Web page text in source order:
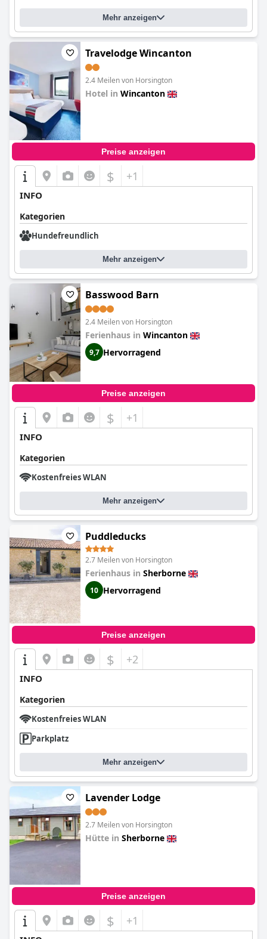
Mehr anzeigen
Travelodge Wincanton
2.4 Meilen von Horsington
Hotel in Wincanton
Preise anzeigen
$ +1
INFO
Kategorien
Hundefreundlich
Mehr anzeigen
Basswood Barn
2.4 Meilen von Horsington
Ferienhaus in Wincanton
9,7 Hervorragend
Preise anzeigen
$ +1
INFO
Kategorien
Kostenfreies WLAN
Mehr anzeigen
Puddleducks
2.7 Meilen von Horsington
Ferienhaus in Sherborne
10 Hervorragend
Preise anzeigen
$ +2
INFO
Kategorien
Kostenfreies WLAN
Parkplatz
Mehr anzeigen
Lavender Lodge
2.7 Meilen von Horsington
Hütte in Sherborne
Preise anzeigen
$ +1